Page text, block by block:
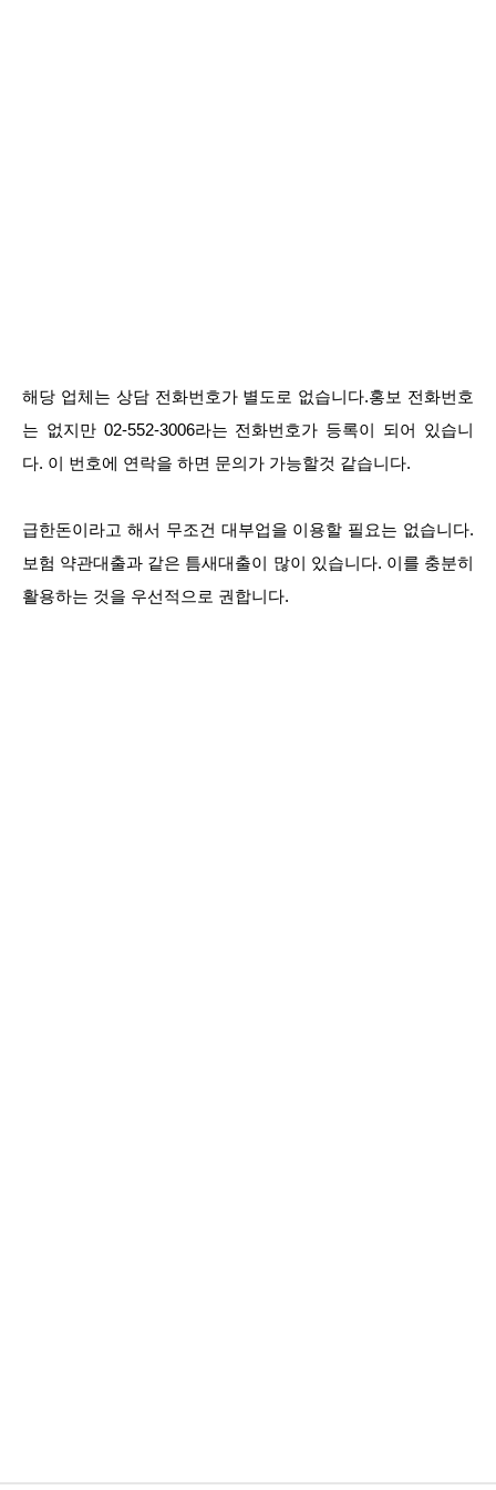
해당 업체는 상담 전화번호가 별도로 없습니다.홍보 전화번호
는 없지만 02-552-3006라는 전화번호가 등록이 되어 있습니
다. 이 번호에 연락을 하면 문의가 가능할것 같습니다.
급한돈이라고 해서 무조건 대부업을 이용할 필요는 없습니다.
보험 약관대출과 같은 틈새대출이 많이 있습니다. 이를 충분히
활용하는 것을 우선적으로 권합니다.